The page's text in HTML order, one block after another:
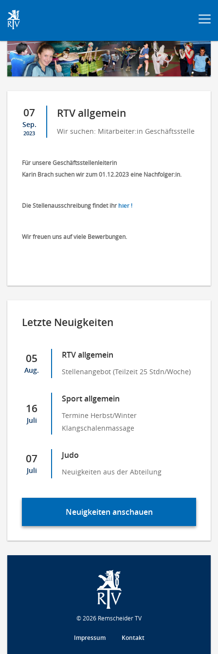
07
Sep.
2023
RTV allgemein
Wir suchen: Mitarbeiter:in Geschäftsstelle
Für unsere Geschäftsstellenleiterin
Karin Brach suchen wir zum 01.12.2023 eine Nachfolger:in.
Die Stellenausschreibung findet ihr hier !
Wir freuen uns auf viele Bewerbungen.
Letzte Neuigkeiten
05
Aug.
RTV allgemein
Stellenangebot (Teilzeit 25 Stdn/Woche)
16
Juli
Sport allgemein
Termine Herbst/Winter
Klangschalenmassage
07
Juli
Judo
Neuigkeiten aus der Abteilung
Neuigkeiten anschauen
© 2026 Remscheider TV
Impressum Kontakt